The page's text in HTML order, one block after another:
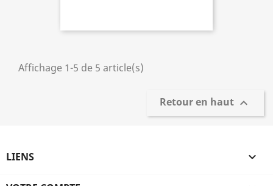
Affichage 1-5 de 5 article(s)
Retour en haut 
LIENS 